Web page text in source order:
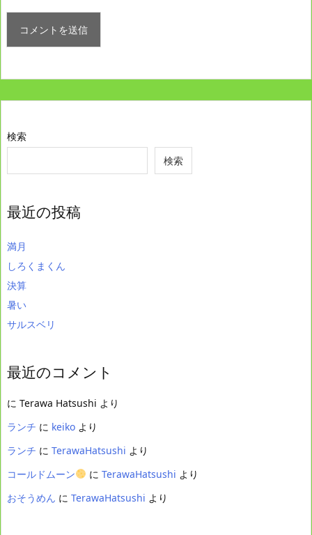
検索
検索
最近の投稿
満月
しろくまくん
決算
暑い
サルスベリ
最近のコメント
に Terawa Hatsushi より
ランチ に keiko より
ランチ に TerawaHatsushi より
コールドムーン
に TerawaHatsushi より
おそうめん に TerawaHatsushi より